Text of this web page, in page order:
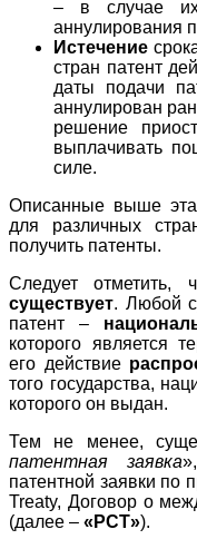
– в случае
аннулирования
Истечение
стран патент
даты подачи
аннулирован
решение
выплачивать
силе.
Описанные выше
для различных
получить патенты.
Следует отметить,
существует. Любой
патент –
которого является
его действие
того государства,
которого он выдан.
Тем не менее,
патентная заявка
патентной заявки по
Treaty, Договор о
(далее – «РСТ»).